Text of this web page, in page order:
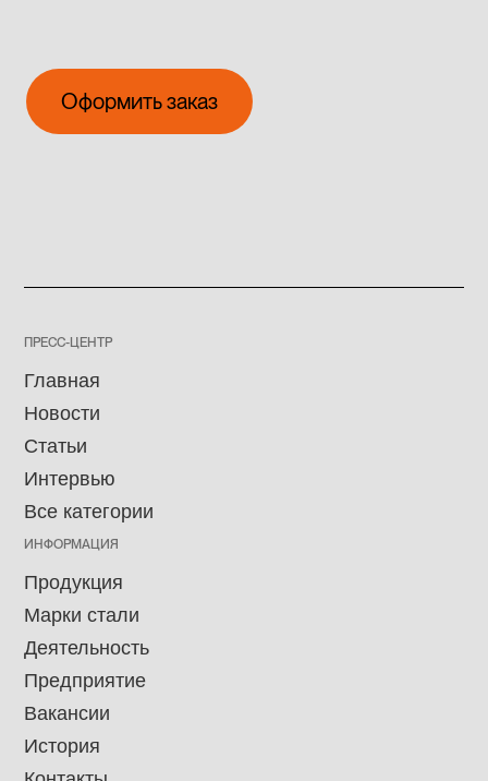
Оформить заказ
ПРЕСС-ЦЕНТР
Главная
Новости
Статьи
Интервью
Все категории
ИНФОРМАЦИЯ
Продукция
Марки стали
Деятельность
Предприятие
Вакансии
История